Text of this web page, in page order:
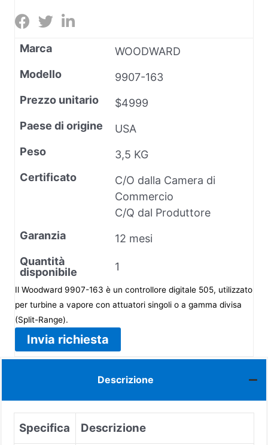
Marca
WOODWARD
Modello
9907-163
Prezzo unitario
$4999
Paese di origine
USA
Peso
3,5 KG
Certificato
C/O dalla Camera di
Commercio
C/Q dal Produttore
Garanzia
12 mesi
Quantità
disponibile
1
Il Woodward 9907-163 è un controllore digitale 505, utilizzato
per turbine a vapore con attuatori singoli o a gamma divisa
(Split-Range).
Invia richiesta
Descrizione
Specifica Descrizione